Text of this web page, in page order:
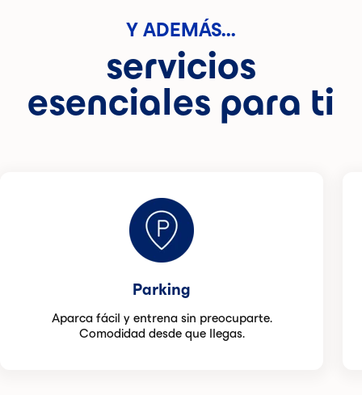
Y ADEMÁS...
servicios
esenciales para ti
Parking
Aparca fácil y entrena sin preocuparte.
Comodidad desde que llegas.